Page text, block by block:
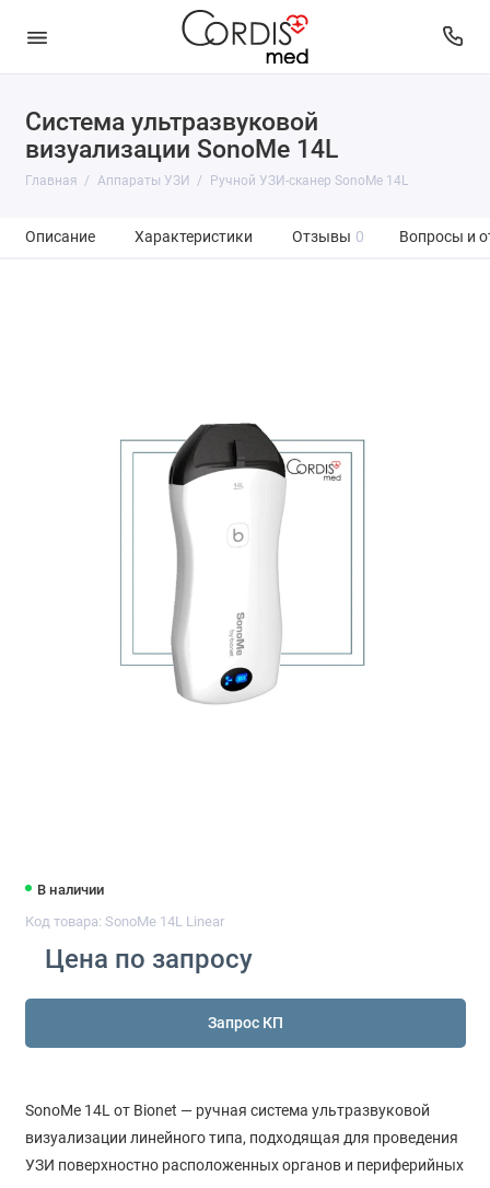
Система ультразвуковой
визуализации SonoMe 14L
Главная Аппараты УЗИ Ручной УЗИ-сканер SonoMe 14L
Описание Характеристики Отзывы 0 Вопросы и
В наличии
Код товара: SonoMe 14L Linear
Цена по запросу
Запрос КП
SonoMe 14L от Bionet — ручная система ультразвуковой
визуализации линейного типа, подходящая для проведения
УЗИ поверхностно расположенных органов и периферийных